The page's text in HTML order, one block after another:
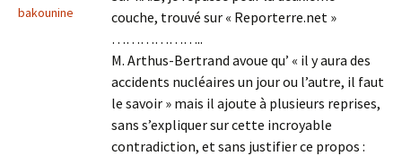
bakounine
couche, trouvé sur « Reporterre.net »
………………..
M. Arthus-Bertrand avoue qu’ « il y aura des
accidents nucléaires un jour ou l’autre, il faut
le savoir » mais il ajoute à plusieurs reprises,
sans s’expliquer sur cette incroyable
contradiction, et sans justifier ce propos :